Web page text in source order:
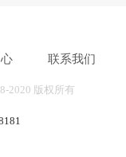
联系我们
2020 版权所有